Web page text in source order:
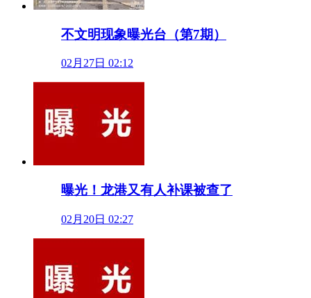
不文明现象曝光台（第7期）
02月27日 02:12
曝光！龙港又有人补课被查了
02月20日 02:27